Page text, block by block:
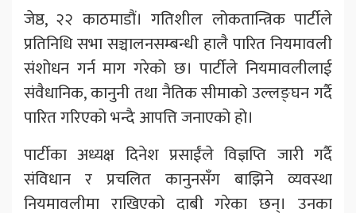
जेष्ठ, २२ काठमाडौं। गतिशील लोकतान्त्रिक पार्टीले
प्रतिनिधि सभा सञ्चालनसम्बन्धी हालै पारित नियमावली
संशोधन गर्न माग गरेको छ। पार्टीले नियमावलीलाई
संवैधानिक, कानुनी तथा नैतिक सीमाको उल्लङ्घन गर्दै
पारित गरिएको भन्दै आपत्ति जनाएको हो।
पार्टीका अध्यक्ष दिनेश प्रसाईंले विज्ञप्ति जारी गर्दै
संविधान र प्रचलित कानुनसँग बाझिने व्यवस्था
नियमावलीमा राखिएको दाबी गरेका छन्। उनका